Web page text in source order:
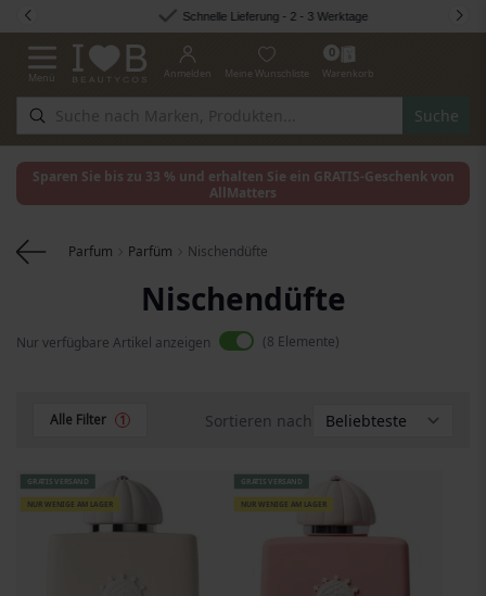
Zum Inhalt springen Schnelle Lieferung - 2 - 3 Werktage
Navigation umschalten
Menü
Suche
Anmelden Meine Wunschliste
0
Warenkorb
Sparen Sie bis zu 33 % und erhalten Sie ein GRATIS-Geschenk von
AllMatters
Parfum Parfüm Nischendüfte
Nischendüfte
Nur verfügbare Artikel anzeigen 8 Elemente
Alle Filter 1 Sortieren nach
GRATIS VERSAND
NUR WENIGE AM LAGER
GRATIS VERSAND
NUR WENIGE AM LAGER